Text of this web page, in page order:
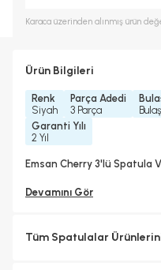
Karaca üzerinden alınmış ürün
Ürün Bilgileri
Renk
Siyah
Parça Adedi
3 Parça
Garanti Yılı
2 Yıl
Emsan Cherry 3'lü Spatula
Devamını Gör
Tüm Spatulalar